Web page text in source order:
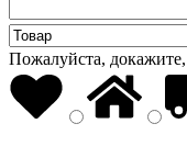
Пожалуйста,